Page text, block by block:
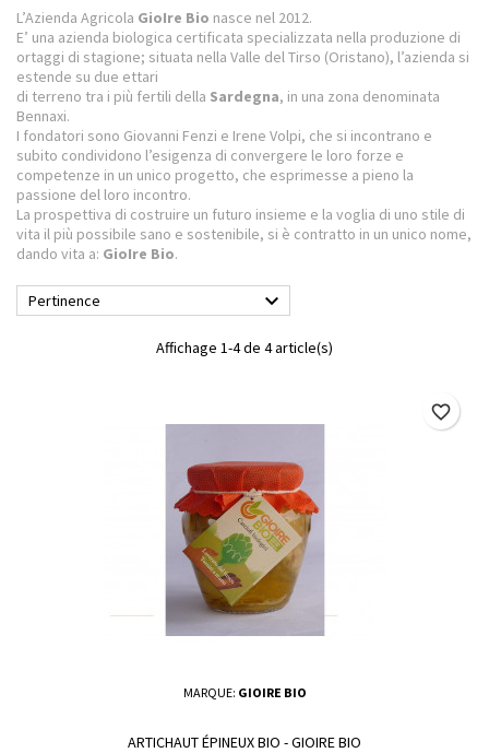
L’Azienda Agricola GioIre Bio nasce nel 2012.
E’ una azienda biologica certificata specializzata nella produzione di
ortaggi di stagione; situata nella Valle del Tirso (Oristano), l’azienda si
estende su due ettari
di terreno tra i più fertili della Sardegna, in una zona denominata
Bennaxi.
I fondatori sono Giovanni Fenzi e Irene Volpi, che si incontrano e
subito condividono l’esigenza di convergere le loro forze e
competenze in un unico progetto, che esprimesse a pieno la
passione del loro incontro.
La prospettiva di costruire un futuro insieme e la voglia di uno stile di
vita il più possibile sano e sostenibile, si è contratto in un unico nome,
dando vita a: GioIre Bio.
Pertinence 
Affichage 1-4 de 4 article(s)
MARQUE: GIOIRE BIO
ARTICHAUT ÉPINEUX BIO - GIOIRE BIO
favorite_border